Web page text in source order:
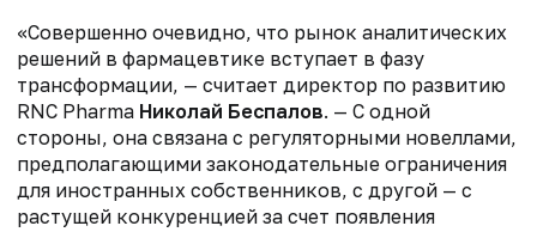
«Совершенно очевидно, что рынок аналитических
решений в фармацевтике вступает в фазу
трансформации, — считает директор по развитию
RNC Pharma Николай Беспалов. — С одной
стороны, она связана с регуляторными новеллами,
предполагающими законодательные ограничения
для иностранных собственников, с другой — с
растущей конкуренцией за счет появления